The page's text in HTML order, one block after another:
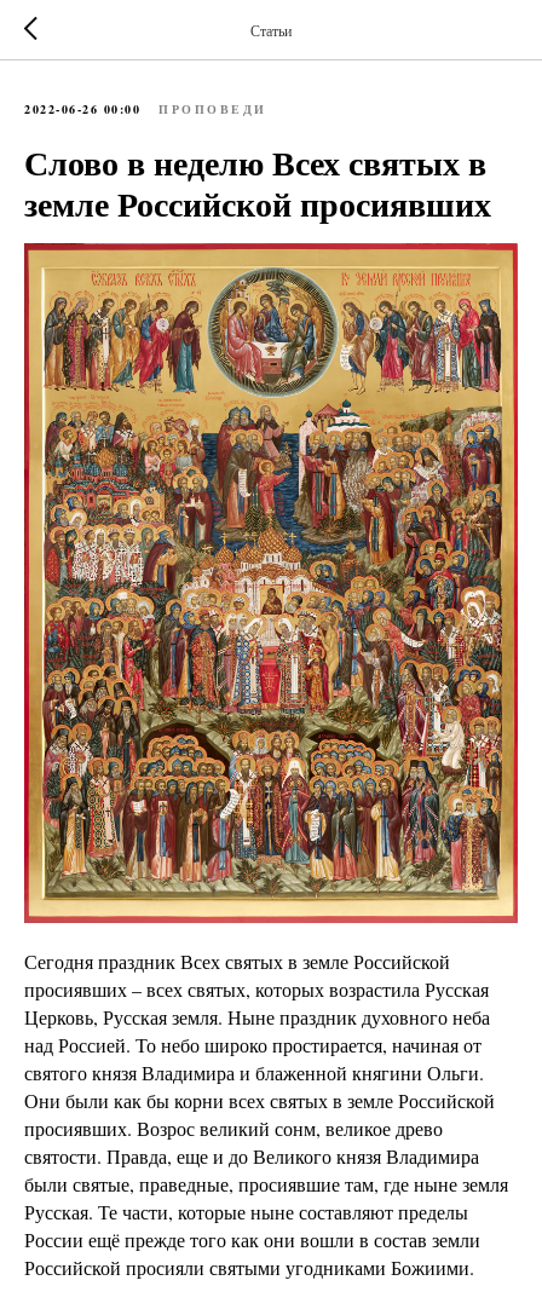
Статьи
2022-06-26 00:00 ПРОПОВЕДИ
Слово в неделю Всех святых в
земле Российской просиявших
Сегодня праздник Всех святых в земле Российской
просиявших – всех святых, которых возрастила Русская
Церковь, Русская земля. Ныне праздник духовного неба
над Россией. То небо широко простирается, начиная от
святого князя Владимира и блаженной княгини Ольги.
Они были как бы корни всех святых в земле Российской
просиявших. Возрос великий сонм, великое древо
святости. Правда, еще и до Великого князя Владимира
были святые, праведные, просиявшие там, где ныне земля
Русская. Те части, которые ныне составляют пределы
России ещё прежде того как они вошли в состав земли
Российской просияли святыми угодниками Божиими.